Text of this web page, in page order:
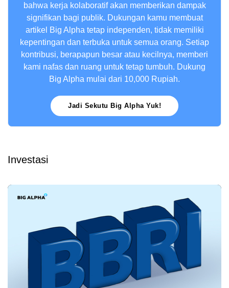
bahwa kerja kolaboratif akan memberikan dampak
signifikan bagi publik. Dukungan kamu membuat
artikel Big Alpha tetap independen, tidak memiliki
kepentingan dan terbuka untuk semua orang. Setiap
kontribusi, berapapun besar atau kecilnya, memberi
kami nafas dan ruang untuk tetap tumbuh. Dukung
Big Alpha mulai dari 10,000 Rupiah.
Jadi Sekutu Big Alpha Yuk!
Investasi